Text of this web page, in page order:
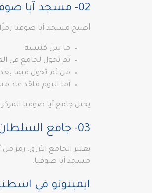
02- مسجد آيا صوفيا
أصبح مسجد آيا صوفيا رمزًا
ما بين كنيسة
ثم تحول لجامع في
من ثم تحول فيما
أما اليوم فلقد عاد
يحتل جامع آيا صوفيا
03- جامع السلطان أحمد (الجامع الأزرق)
يعتبر الجامع الأزرق، رمز
مسجد آيا صوفيا.
ايمينونو في